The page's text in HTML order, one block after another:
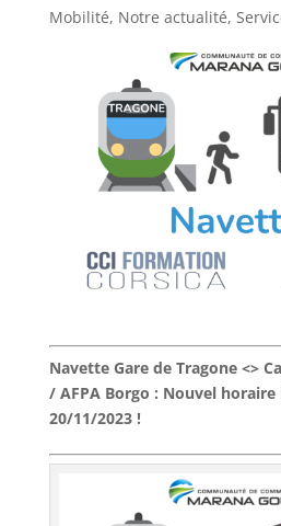
Mobilité, Notre actualité,
Navette Gare de Tragone <>
/ AFPA Borgo : Nouvel
20/11/2023 !